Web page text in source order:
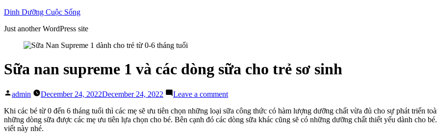
Skip
content
Dinh Dưỡng Cuộc Sống
Just another WordPress site
Sữa nan supreme 1 và các dòng sữa cho trẻ sơ sinh
Posted
admin December 24, 2022December 24, 2022 Leave a commenton
nan
supreme
Khi các bé từ 0 đến 6 tháng tuổi thì các mẹ sẽ ưu tiên chọn những loại sữa công thức có hàm lượng dưỡng chất vừa đủ cho sự phát triển
những dòng sữa được các mẹ ưu tiên lựa chọn cho bé. Bên cạnh đó các dòng sữa khác cũng sẽ có những dưỡng chất thiết yếu dành cho
viết này nhé.